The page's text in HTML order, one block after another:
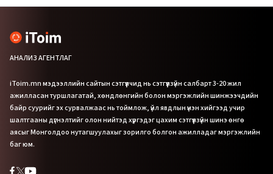
АНАЛИЗ АГЕНТЛАГ
iToim.mn мэдээллийн сайтын сэтгүүлчид нь сэтгүүлзүйн салбарт 3-20 жил
ажилласан туршлагатай, хөндлөнгийн болон мэргэжлийн шинжээчдийн
байр суурийг эх сурвалжаас нь тоймлож, үйл явдлын үнэн хийгээд учир
шалтгааны дүгнэлтийг олон нийтэд хүргэдэг цахим сэтгүүлзүйн шинэ өнгө
аясыг Монголдоо нутагшуулахыг зорилго болгон ажилладаг мэргэжлийн
баг юм.